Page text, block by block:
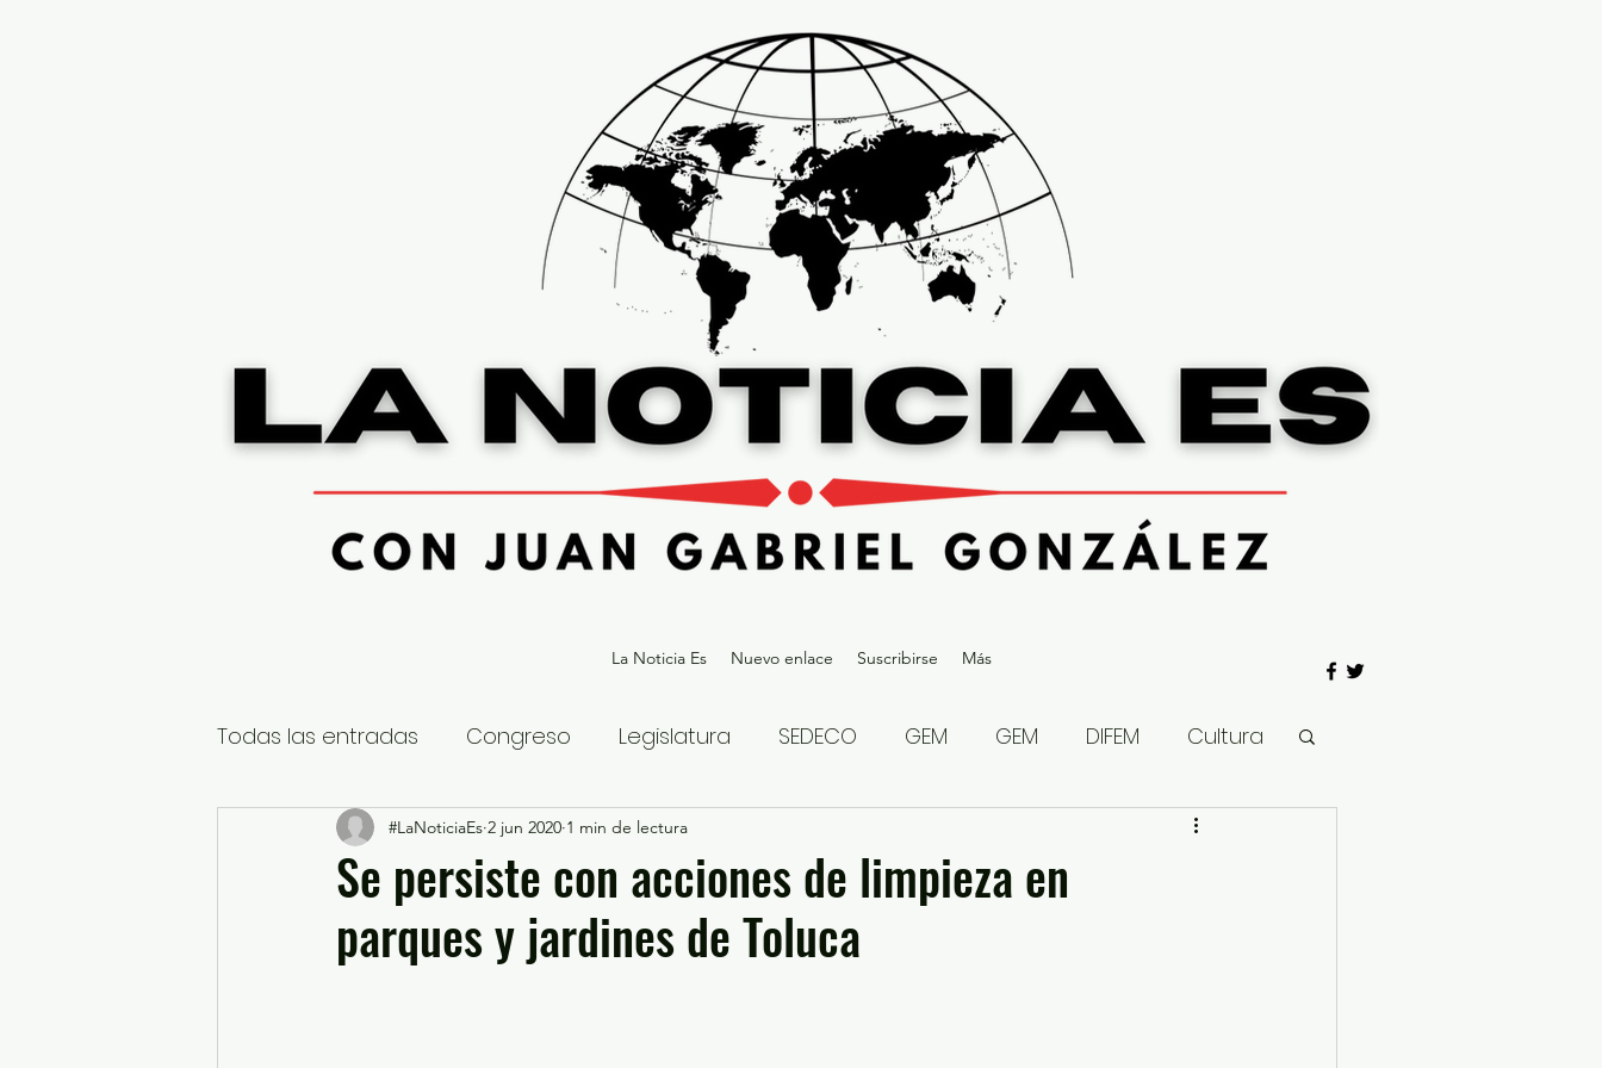
La Noticia Es Nuevo enlace Suscribirse Más
Todas las entradas Congreso Legislatura SEDECO GEM GEM DIFEM Cultura
Nacional Estatal Gubernatura Edoméx 2023
Educación y Cultura Seguridad y Justicia Denuncia Ciudadana
Se persiste con acciones de limpieza en
parques y jardines de Toluca
#LaNoticiaEs 2 jun 2020 1 min de lectura